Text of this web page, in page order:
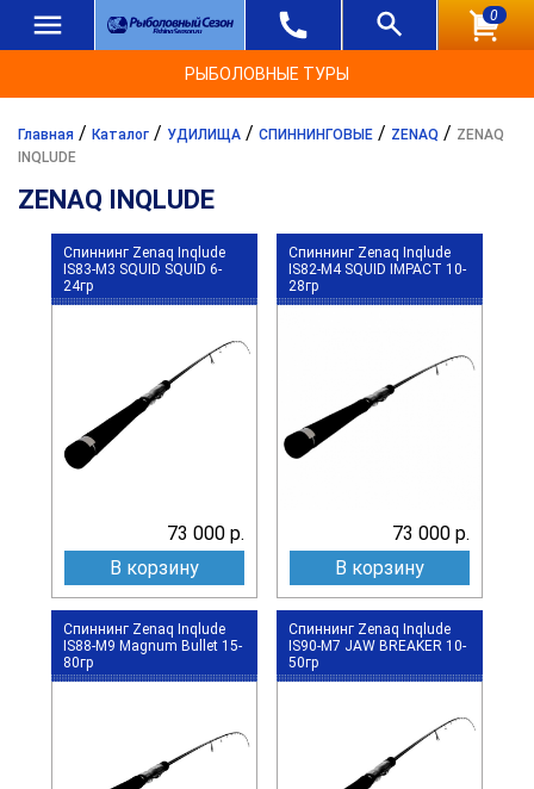
0
РЫБОЛОВНЫЕ ТУРЫ
Главная / Каталог / УДИЛИЩА / СПИННИНГОВЫЕ / ZENAQ / ZENAQ
INQLUDE
ZENAQ INQLUDE
Спиннинг Zenaq Inqlude
IS83-M3 SQUID SQUID 6-
24гр
73 000 р.
В корзину
Спиннинг Zenaq Inqlude
IS82-M4 SQUID IMPACT 10-
28гр
73 000 р.
В корзину
Спиннинг Zenaq Inqlude
IS88-M9 Magnum Bullet 15-
80гр
Спиннинг Zenaq Inqlude
IS90-M7 JAW BREAKER 10-
50гр